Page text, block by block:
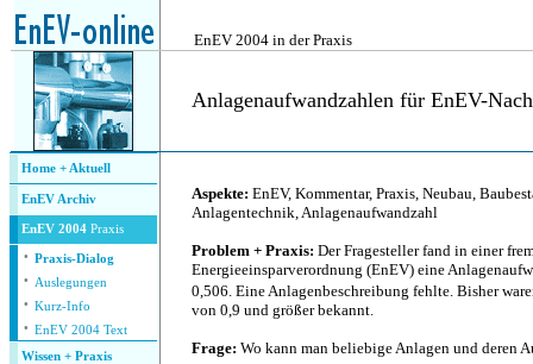
EnEV 2004 in der Praxis
Anlagenaufwandzahlen für EnEV-
Home + Aktuell
EnEV Archiv
EnEV 2004 Praxis
· Praxis-Dialog
· Auslegungen
· Kurz-Info
· EnEV 2004 Text
Wissen + Praxis
Aspekte: EnEV, Kommentar, Praxis, Neubau,
Anlagentechnik, Anlagenaufwandzahl
Problem + Praxis: Der Fragesteller fand in einer
Energieeinsparverordnung (EnEV) eine
0,506. Eine Anlagenbeschreibung fehlte. Bisher
von 0,9 und größer bekannt.
Frage: Wo kann man beliebige Anlagen und deren